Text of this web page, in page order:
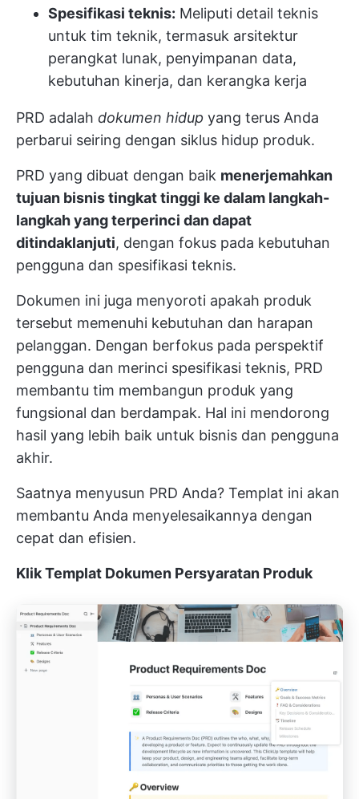
Spesifikasi teknis: Meliputi detail teknis
untuk tim teknik, termasuk arsitektur
perangkat lunak, penyimpanan data,
kebutuhan kinerja, dan kerangka kerja
PRD adalah dokumen hidup yang terus Anda
perbarui seiring dengan siklus hidup produk.
PRD yang dibuat dengan baik menerjemahkan
tujuan bisnis tingkat tinggi ke dalam langkah-
langkah yang terperinci dan dapat
ditindaklanjuti, dengan fokus pada kebutuhan
pengguna dan spesifikasi teknis.
Dokumen ini juga menyoroti apakah produk
tersebut memenuhi kebutuhan dan harapan
pelanggan. Dengan berfokus pada perspektif
pengguna dan merinci spesifikasi teknis, PRD
membantu tim membangun produk yang
fungsional dan berdampak. Hal ini mendorong
hasil yang lebih baik untuk bisnis dan pengguna
akhir.
Saatnya menyusun PRD Anda? Templat ini akan
membantu Anda menyelesaikannya dengan
cepat dan efisien.
Klik Templat Dokumen Persyaratan Produk